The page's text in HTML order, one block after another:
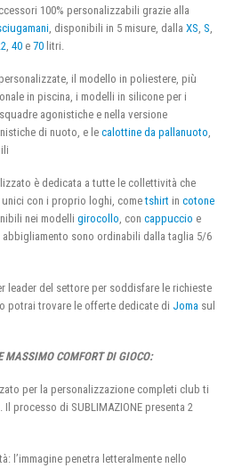
100% personalizzabili grazie alla
, disponibili in 5 misure, dalla XS S
40 e 70 litri.
il modello in poliestere, più
in piscina, i modelli in silicone per i
agonistiche e nella versione
di nuoto, e le calottine da pallanuoto,
è dedicata a tutte le collettività che
con i proprio loghi, cometshirt in cotone
nei modelli girocollo, con cappuccio e
sono ordinabili dalla taglia 5/6
leader del settore per soddisfare le richieste
potrai trovare le offerte dedicate di Joma sul
MASSIMO COMFORT DI GIOCO:
per la personalizzazione completi club ti
processo di SUBLIMAZIONE presenta 2
l’immagine penetra letteralmente nello